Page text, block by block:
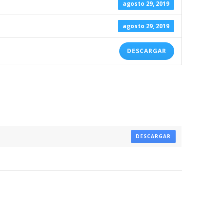
agosto 29, 2019
agosto 29, 2019
DESCARGAR
DESCARGAR